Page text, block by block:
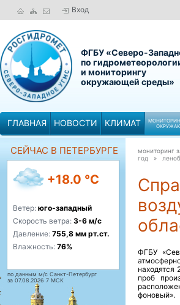
Вход
ФГБУ «Северо-
по
и мониторингу
окружающей среды»
ГЛАВНАЯ НОВОСТИ КЛИМАТ
СЕЙЧАС В ПЕТЕРБУРГЕ
+18.0 °C
Ветер: юго-западный
Скорость ветра: 3-6 м/с
Давление: 755,8 мм рт.ст.
Влажность: 76%
по данным м/с Санкт-Петербург
за 07.08.2026 7 МСК
мониторинг
год »
ФГБУ
находятся
проб
фоновый».